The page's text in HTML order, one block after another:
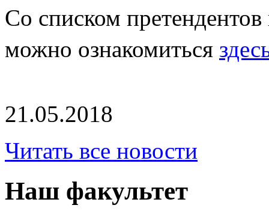
Со списком
можно ознакомиться
21.05.2018
Читать все новости
Наш факультет